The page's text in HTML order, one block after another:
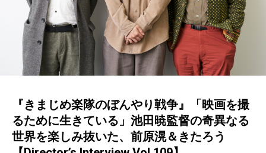
『きまじめ楽隊のぼんやり戦争』「映画を撮
るために生きている」池田暁監督の奇異なる
世界を楽しみ抜いた、前原滉＆きたろう